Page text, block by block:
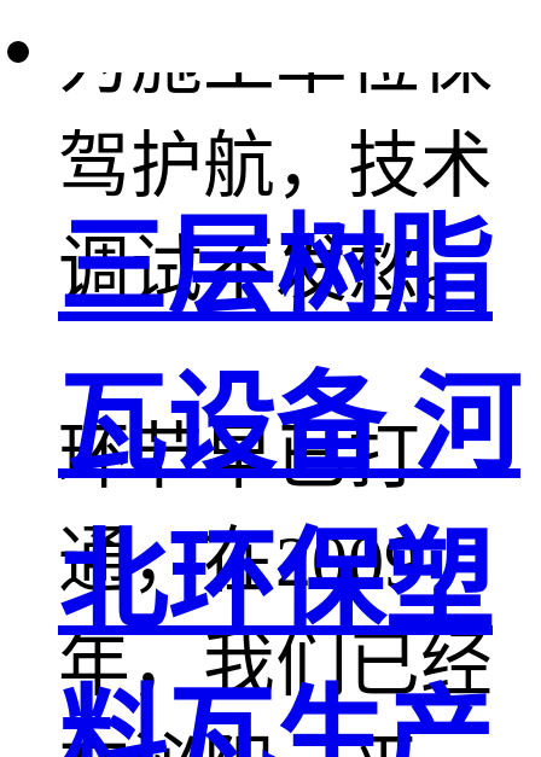
为施工单位保
驾护航，技术
调试不发愁。
环节早已打
通，在2009
年，我们已经
三层树脂
瓦设备 河
北环保塑